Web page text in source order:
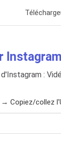
:
Copiez/collez